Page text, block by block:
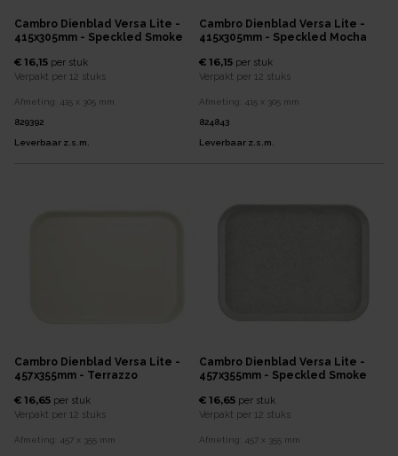
Cambro Dienblad Versa Lite -
415x305mm - Speckled Smoke
€ 16,15 per stuk
Verpakt per 12 stuks
Afmeting: 415 x 305 mm
829392
Leverbaar z.s.m.
Cambro Dienblad Versa Lite -
415x305mm - Speckled Mocha
€ 16,15 per stuk
Verpakt per 12 stuks
Afmeting: 415 x 305 mm
824843
Leverbaar z.s.m.
Cambro Dienblad Versa Lite -
457x355mm - Terrazzo
€ 16,65 per stuk
Verpakt per 12 stuks
Afmeting: 457 x 355 mm
Cambro Dienblad Versa Lite -
457x355mm - Speckled Smoke
€ 16,65 per stuk
Verpakt per 12 stuks
Afmeting: 457 x 355 mm